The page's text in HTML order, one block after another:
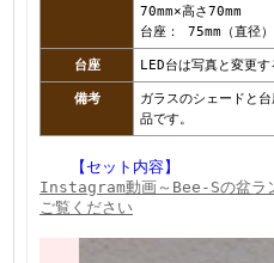
70mm×高さ70mm
台座： 75mm（直径
台座
LED台は写真と変更す
備考
ガラスのシェードと
品です。
【セット内容】
Instagram動画～Bee-Sの盆ラ
ご覧ください